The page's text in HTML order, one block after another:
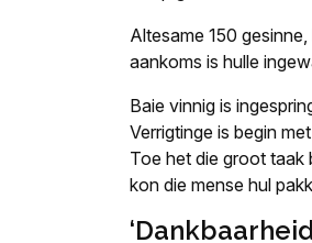
Altesame 150
aankoms is hulle
Baie vinnig is
Verrigtinge is begin
Toe het die groot taak
kon die mense hul